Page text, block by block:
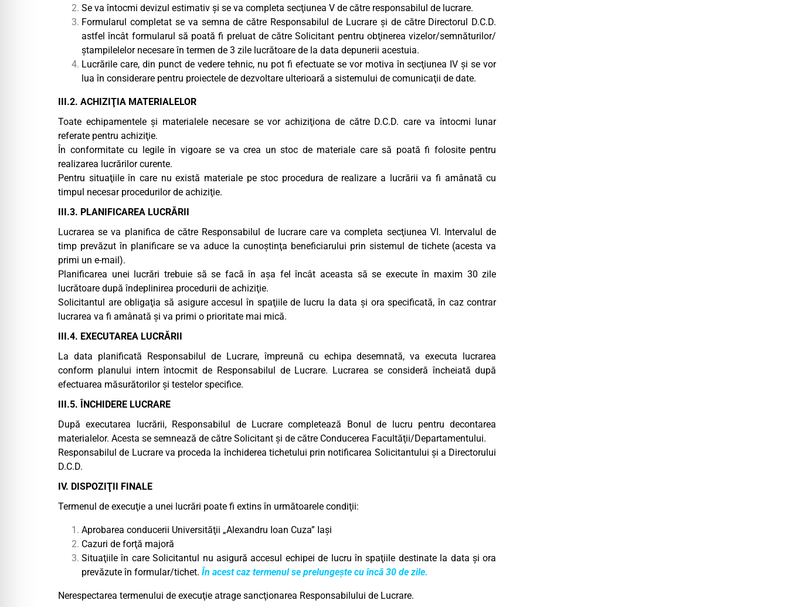
Se va întocmi devizul estimativ şi se va completa secţiunea V de către responsabilul de lucrare.
Formularul completat se va semna de către Responsabilul de Lucrare şi de către Directorul D.C.D.
astfel încât formularul să poată fi preluat de către Solicitant pentru obţinerea vizelor/semnăturilor/
ştampilelelor necesare în termen de 3 zile lucrătoare de la data depunerii acestuia.
Lucrările care, din punct de vedere tehnic, nu pot fi efectuate se vor motiva în secţiunea IV şi se vor
lua în considerare pentru proiectele de dezvoltare ulterioară a sistemului de comunicaţii de date.
III.2. ACHIZIŢIA MATERIALELOR
Toate echipamentele şi materialele necesare se vor achiziţiona de către D.C.D. care va întocmi lunar
referate pentru achiziţie.
În conformitate cu legile în vigoare se va crea un stoc de materiale care să poată fi folosite pentru
realizarea lucrărilor curente.
Pentru situaţiile în care nu există materiale pe stoc procedura de realizare a lucrării va fi amânată cu
timpul necesar procedurilor de achiziţie.
III.3. PLANIFICAREA LUCRĂRII
Lucrarea se va planifica de către Responsabilul de lucrare care va completa secţiunea VI. Intervalul de
timp prevăzut în planificare se va aduce la cunoştinţa beneficiarului prin sistemul de tichete (acesta va
primi un e-mail).
Planificarea unei lucrări trebuie să se facă în aşa fel încât aceasta să se execute în maxim 30 zile
lucrătoare după îndeplinirea procedurii de achiziţie.
Solicitantul are obligaţia să asigure accesul în spaţiile de lucru la data şi ora specificată, în caz contrar
lucrarea va fi amânată şi va primi o prioritate mai mică.
III.4. EXECUTAREA LUCRĂRII
La data planificată Responsabilul de Lucrare, împreună cu echipa desemnată, va executa lucrarea
conform planului intern întocmit de Responsabilul de Lucrare. Lucrarea se consideră încheiată după
efectuarea măsurătorilor şi testelor specifice.
III.5. ÎNCHIDERE LUCRARE
După executarea lucrării, Responsabilul de Lucrare completează Bonul de lucru pentru decontarea
materialelor. Acesta se semnează de către Solicitant şi de către Conducerea Facultăţii/Departamentului.
Responsabilul de Lucrare va proceda la închiderea tichetului prin notificarea Solicitantului şi a Directorului
D.C.D.
IV. DISPOZIŢII FINALE
Termenul de execuţie a unei lucrări poate fi extins în următoarele condiţii:
Aprobarea conducerii Universităţii „Alexandru Ioan Cuza” Iaşi
Cazuri de forţă majoră
Situaţiile în care Solicitantul nu asigură accesul echipei de lucru în spaţiile destinate la data şi ora
prevăzute în formular/tichet. În acest caz termenul se prelungeşte cu încă 30 de zile.
Nerespectarea termenului de execuţie atrage sancţionarea Responsabilului de Lucrare.